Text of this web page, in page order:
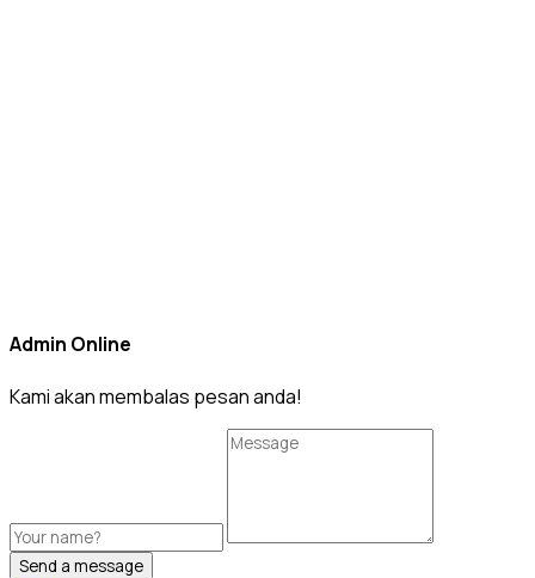
Admin Online
Kami akan membalas pesan anda!
Send a message